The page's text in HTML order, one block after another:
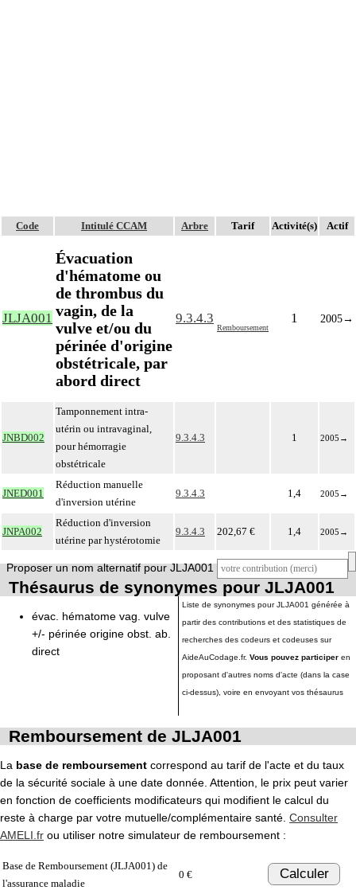
Code Intitulé CCAM Arbre Tarif Activité(s) Actif
JLJA001
Évacuation
d'hématome ou
de thrombus du
vagin, de la
vulve et/ou du
périnée d'origine
obstétricale, par
abord direct
9.3.4.3
Remboursement
1 2005→
JNBD002
Tamponnement intra-
utérin ou intravaginal,
pour hémorragie
obstétricale
9.3.4.3 1 2005 →
JNED001
Réduction manuelle
d'inversion utérine
9.3.4.3 1,4 2005 →
JNPA002
Réduction d'inversion
utérine par hystérotomie
9.3.4.3 202,67 € 1,4 2005 →
Proposer un nom alternatif pour JLJA001
Thésaurus de synonymes pour JLJA001
évac. hématome vag. vulve
+/- périnée origine obst. ab.
direct
Liste de synonymes pour JLJA001 générée à
partir des contributions et des statistiques de
recherches des codeurs et codeuses sur
AideAuCodage.fr. Vous pouvez participer en
proposant d'autres noms d'acte (dans la case
ci-dessus), voire en envoyant vos thésaurus
Remboursement de JLJA001
La base de remboursement correspond au tarif de l'acte et du taux
de la sécurité sociale à une date donnée. Attention, le prix peut varier
en fonction de coefficients modificateurs qui modifient le calcul du
reste à charge par votre mutuelle/complémentaire santé. Consulter
AMELI.fr ou utiliser notre simulateur de remboursement :
Base de Remboursement (JLJA001) de
l'assurance maladie
0 € Calculer